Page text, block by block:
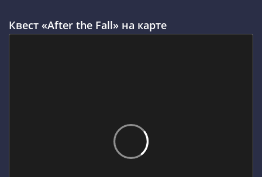
Квест «After the Fall» на карте